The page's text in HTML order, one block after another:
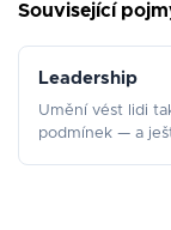
Související
Leadership
Umění vést lidi
podmínek — a